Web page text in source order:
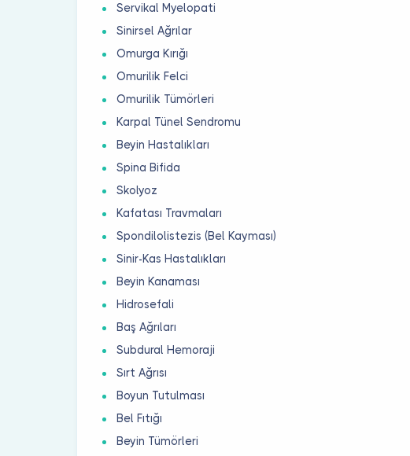
Servikal Myelopati
Sinirsel Ağrılar
Omurga Kırığı
Omurilik Felci
Omurilik Tümörleri
Karpal Tünel Sendromu
Beyin Hastalıkları
Spina Bifida
Skolyoz
Kafatası Travmaları
Spondilolistezis (Bel Kayması)
Sinir-Kas Hastalıkları
Beyin Kanaması
Hidrosefali
Baş Ağrıları
Subdural Hemoraji
Sırt Ağrısı
Boyun Tutulması
Bel Fıtığı
Beyin Tümörleri